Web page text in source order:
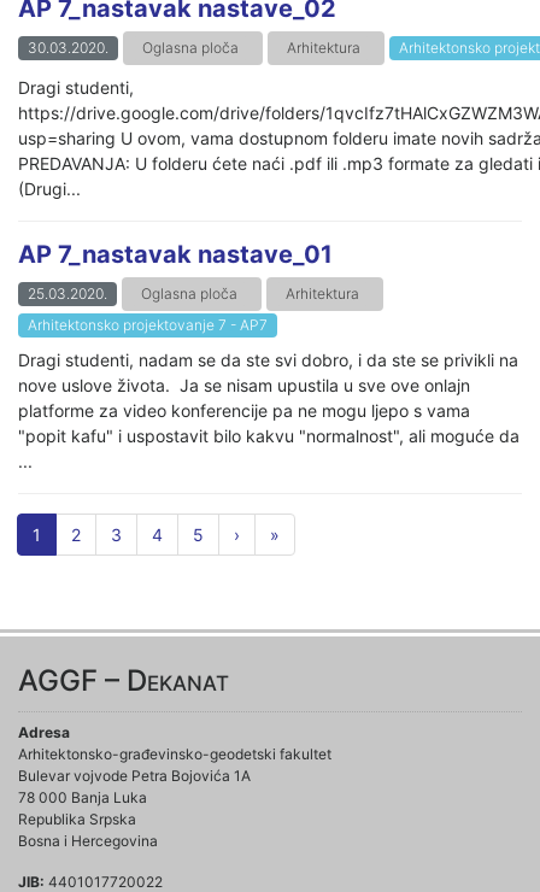
AP 7_nastavak nastave_02
30.03.2020. Oglasna ploča Arhitektura Arhitektonsko
Dragi studenti,
https://drive.google.com/drive/folders/
usp=sharing U ovom, vama dostupnom folderu imate novih
PREDAVANJA: U folderu ćete naći .pdf ili .mp3 formate za gledati
(Drugi...
AP 7_nastavak nastave_01
25.03.2020. Oglasna ploča
Arhitektura
Arhitektonsko projektovanje 7 - AP7
Dragi studenti, nadam se da ste svi dobro, i da ste se privikli na
nove uslove života. Ja se nisam upustila u sve ove onlajn
platforme za video konferencije pa ne mogu ljepo s vama
"popit kafu" i uspostavit bilo kakvu "normalnost", ali moguće da
...
1 2 3 4 5 › »
AGGF – Dekanat
Adresa
Arhitektonsko-građevinsko-geodetski fakultet
Bulevar vojvode Petra Bojovića 1A
78 000 Banja Luka
Republika Srpska
Bosna i Hercegovina
JIB: 4401017720022